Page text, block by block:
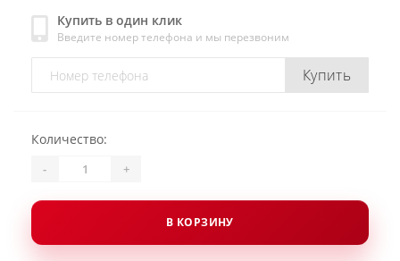
Купить в один клик
Введите номер телефона и мы перезвоним
Купить
Количество:
- +
В КОРЗИНУ